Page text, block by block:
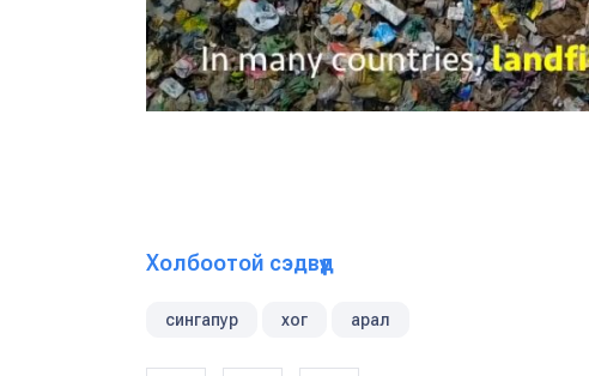
Холбоотой сэдвүүд
сингапур хог арал